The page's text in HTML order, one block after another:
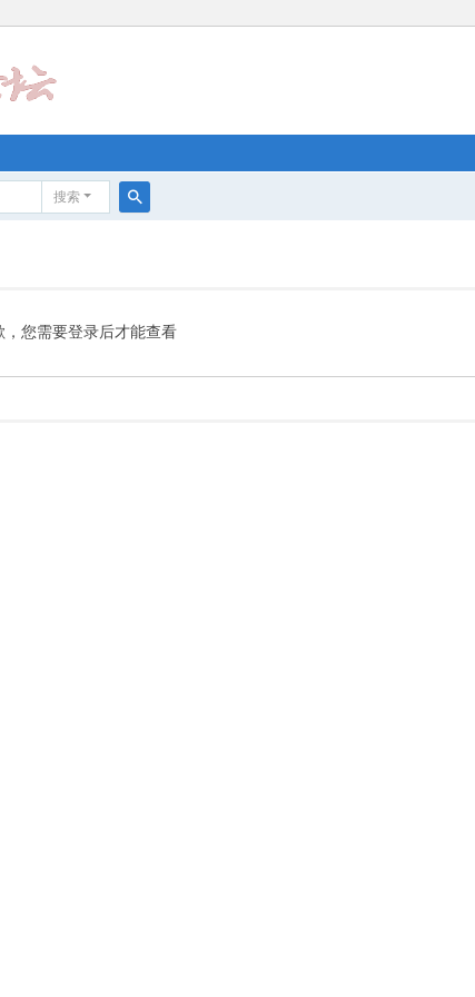
搜索
，您需要登录后才能查看